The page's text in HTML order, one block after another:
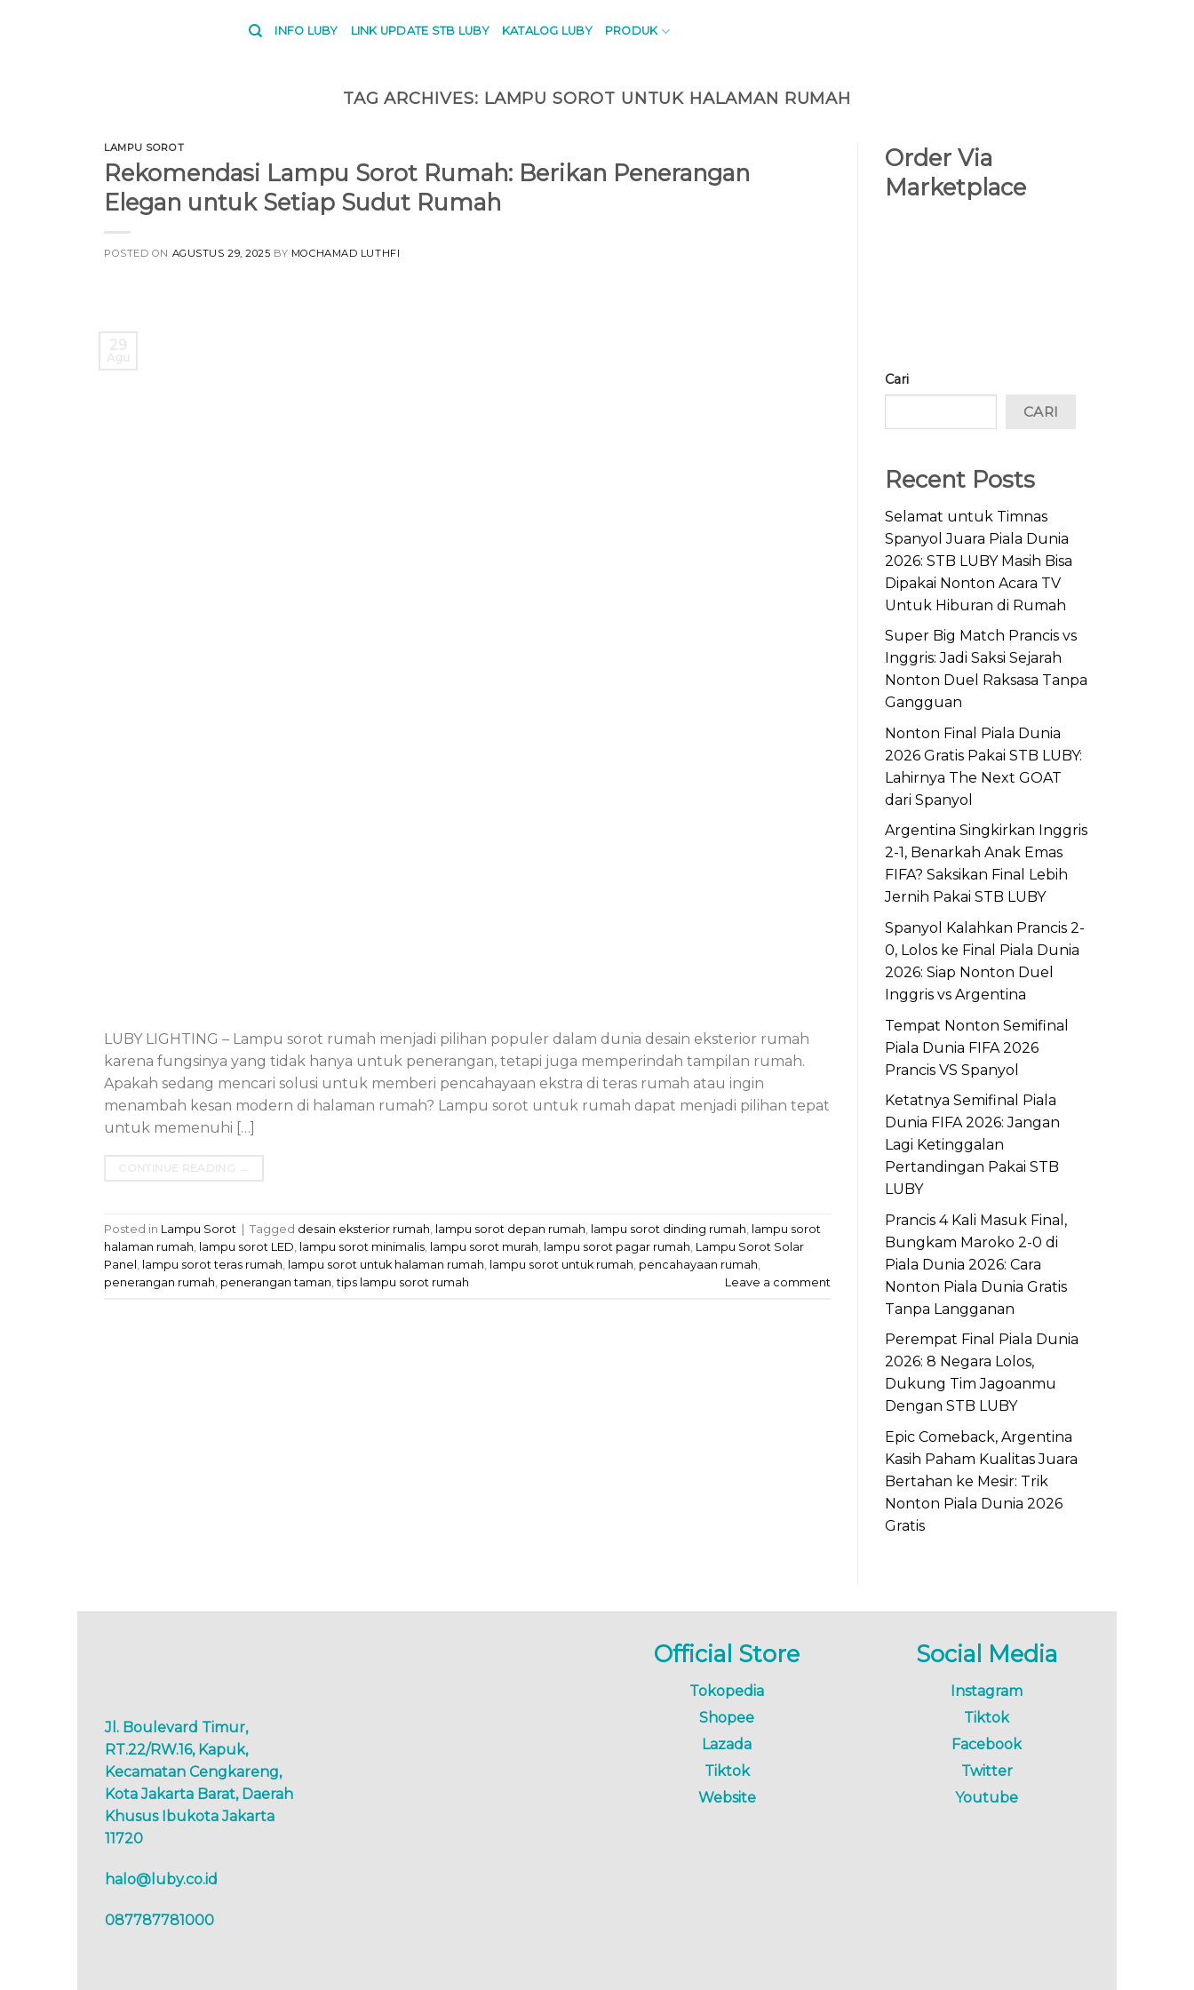
INFO LUBY LINK UPDATE STB LUBY KATALOG LUBY PRODUK
TAG ARCHIVES: LAMPU SOROT UNTUK HALAMAN RUMAH
LAMPU SOROT
Rekomendasi Lampu Sorot Rumah: Berikan Penerangan
Elegan untuk Setiap Sudut Rumah
POSTED ON AGUSTUS 29, 2025 BY MOCHAMAD LUTHFI
LUBY LIGHTING – Lampu sorot rumah menjadi pilihan populer dalam dunia desain eksterior rumah
karena fungsinya yang tidak hanya untuk penerangan, tetapi juga memperindah tampilan rumah.
Apakah sedang mencari solusi untuk memberi pencahayaan ekstra di teras rumah atau ingin
menambah kesan modern di halaman rumah? Lampu sorot untuk rumah dapat menjadi pilihan tepat
untuk memenuhi […]
Posted in Lampu Sorot | Tagged desain eksterior rumah lampu sorot depan rumah lampu sorot dinding rumah lampu sorot
halaman rumah lampu sorot LED lampu sorot minimalis lampu sorot murah lampu sorot pagar rumah Lampu Sorot Solar
Panel lampu sorot teras rumah lampu sorot untuk halaman rumah lampu sorot untuk rumah pencahayaan rumah
penerangan rumah penerangan taman ,tips lampu sorot rumah Leave a comment
Order Via
Marketplace
Cari
CARI
Recent Posts
Selamat untuk Timnas
Spanyol Juara Piala Dunia
2026: STB LUBY Masih Bisa
Dipakai Nonton Acara TV
Untuk Hiburan di Rumah
Super Big Match Prancis vs
Inggris: Jadi Saksi Sejarah
Nonton Duel Raksasa Tanpa
Gangguan
Nonton Final Piala Dunia
2026 Gratis Pakai STB LUBY:
Lahirnya The Next GOAT
dari Spanyol
Argentina Singkirkan Inggris
2-1, Benarkah Anak Emas
FIFA? Saksikan Final Lebih
Jernih Pakai STB LUBY
Spanyol Kalahkan Prancis 2-
0, Lolos ke Final Piala Dunia
2026: Siap Nonton Duel
Inggris vs Argentina
Tempat Nonton Semifinal
Piala Dunia FIFA 2026
Prancis VS Spanyol
Ketatnya Semifinal Piala
Dunia FIFA 2026: Jangan
Lagi Ketinggalan
Pertandingan Pakai STB
LUBY
Prancis 4 Kali Masuk Final,
Bungkam Maroko 2-0 di
Piala Dunia 2026: Cara
Nonton Piala Dunia Gratis
Tanpa Langganan
Perempat Final Piala Dunia
2026: 8 Negara Lolos,
Dukung Tim Jagoanmu
Dengan STB LUBY
Epic Comeback, Argentina
Kasih Paham Kualitas Juara
Bertahan ke Mesir: Trik
Nonton Piala Dunia 2026
Gratis
Jl. Boulevard Timur,
RT.22/RW.16, Kapuk,
Kecamatan Cengkareng,
Kota Jakarta Barat, Daerah
Khusus Ibukota Jakarta
11720
halo@luby.co.id
087787781000
Official Store
Tokopedia
Shopee
Lazada
Tiktok
Website
Social Media
Instagram
Tiktok
Facebook
Twitter
Youtube